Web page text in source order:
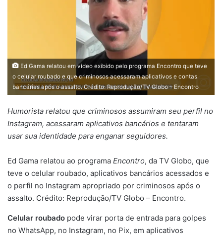
Ed Gama relatou em vídeo exibido pelo programa Encontro que teve
o celular roubado e que criminosos acessaram aplicativos e contas
bancárias após o assalto. Crédito: Reprodução/TV Globo – Encontro
Humorista relatou que criminosos assumiram seu perfil no
Instagram, acessaram aplicativos bancários e tentaram
usar sua identidade para enganar seguidores.
Ed Gama relatou ao programa Encontro, da TV Globo, que
teve o celular roubado, aplicativos bancários acessados e
o perfil no Instagram apropriado por criminosos após o
assalto. Crédito: Reprodução/TV Globo – Encontro.
Celular roubado pode virar porta de entrada para golpes
no WhatsApp, no Instagram, no Pix, em aplicativos